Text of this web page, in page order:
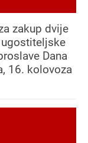
zakup dvije
Dana
16. kolovoza